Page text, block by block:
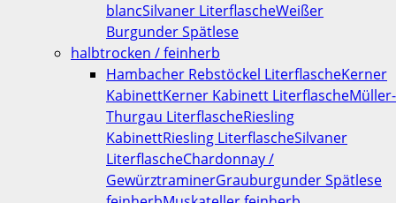
blancSilvaner LiterflascheWeißer
Burgunder Spätlese
halbtrocken / feinherb
Hambacher Rebstöckel LiterflascheKerner
KabinettKerner Kabinett LiterflascheMüller-
Thurgau LiterflascheRiesling
KabinettRiesling LiterflascheSilvaner
LiterflascheChardonnay /
GewürztraminerGrauburgunder Spätlese